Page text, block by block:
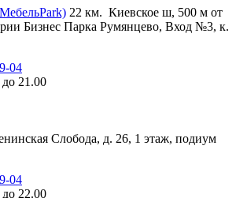
22 км. Киевское ш, 500 м от
Бизнес Парка Румянцево, Вход №3, к.
04
21.00
Слобода, д. 26, 1 этаж, подиум
04
22.00